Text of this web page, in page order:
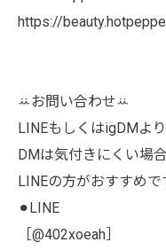
https://
ꕁお問い合わせꕁ
LINEもしくはigDMよ
DMは気付きにくい場
LINEの方がおすすめで
⚫︎LINE
［@402xoeah］